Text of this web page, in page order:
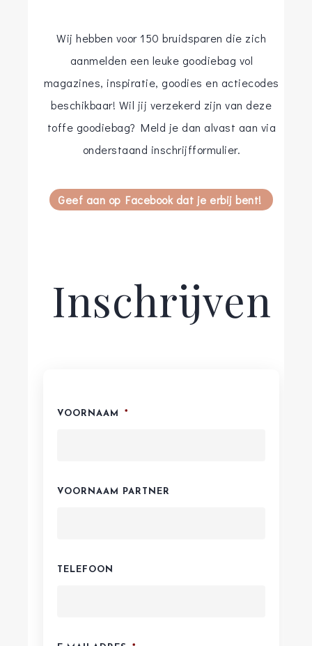
Wij hebben voor 150 bruidsparen die zich
aanmelden een leuke goodiebag vol
magazines, inspiratie, goodies en actiecodes
beschikbaar! Wil jij verzekerd zijn van deze
toffe goodiebag? Meld je dan alvast aan via
onderstaand inschrijfformulier.
Geef aan op Facebook dat je erbij bent!
Inschrijven
VOORNAAM *
VOORNAAM PARTNER
TELEFOON